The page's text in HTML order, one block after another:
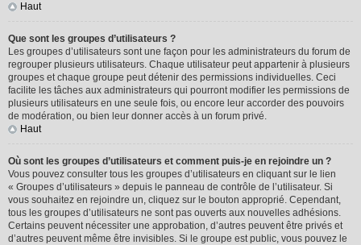
Haut
Que sont les groupes d’utilisateurs ?
Les groupes d’utilisateurs sont une façon pour les administrateurs du forum de
regrouper plusieurs utilisateurs. Chaque utilisateur peut appartenir à plusieurs
groupes et chaque groupe peut détenir des permissions individuelles. Ceci
facilite les tâches aux administrateurs qui pourront modifier les permissions de
plusieurs utilisateurs en une seule fois, ou encore leur accorder des pouvoirs
de modération, ou bien leur donner accès à un forum privé.
Haut
Où sont les groupes d’utilisateurs et comment puis-je en rejoindre un ?
Vous pouvez consulter tous les groupes d’utilisateurs en cliquant sur le lien
« Groupes d’utilisateurs » depuis le panneau de contrôle de l’utilisateur. Si
vous souhaitez en rejoindre un, cliquez sur le bouton approprié. Cependant,
tous les groupes d’utilisateurs ne sont pas ouverts aux nouvelles adhésions.
Certains peuvent nécessiter une approbation, d’autres peuvent être privés et
d’autres peuvent même être invisibles. Si le groupe est public, vous pouvez le